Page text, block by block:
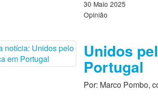
30 Maio 2025
Opinião
Unidos
Portugal
Por: Marco Pombo,